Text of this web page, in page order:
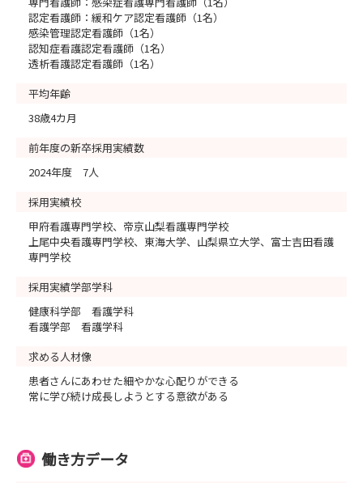
認定看護師：緩和ケア認定看護師（1名）
感染管理認定看護師（1名）
認知症看護認定看護師（1名）
透析看護認定看護師（1名）
平均年齢
38歳4カ月
前年度の新卒採用実績数
2024年度 7人
採用実績校
甲府看護専門学校、帝京山梨看護専門学校
上尾中央看護専門学校、東海大学、山梨県立大学、富士吉田看護
専門学校
採用実績学部学科
健康科学部 看護学科
看護学部 看護学科
求める人材像
患者さんにあわせた細やかな心配りができる
常に学び続け成長しようとする意欲がある
働き方データ